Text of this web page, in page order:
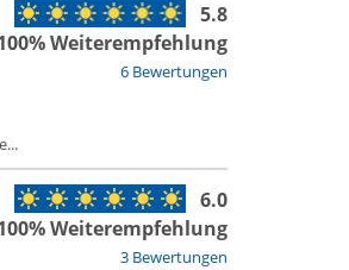
6 Bewertungen
5.8
Weiterempfehlung
3 Bewertungen
6.0
Weiterempfehlung